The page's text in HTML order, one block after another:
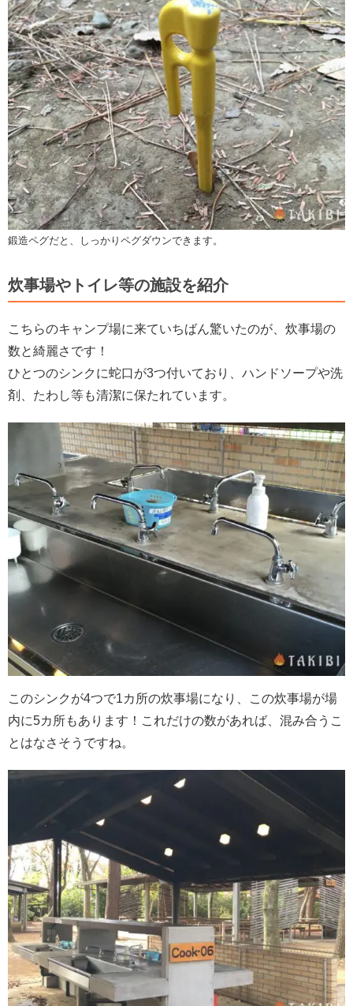
鍛造ペグだと、しっかりペグダウンできます。
炊事場やトイレ等の施設を紹介
こちらのキャンプ場に来ていちばん驚いたのが、炊事場の
数と綺麗さです！
ひとつのシンクに蛇口が3つ付いており、ハンドソープや洗
剤、たわし等も清潔に保たれています。
このシンクが4つで1カ所の炊事場になり、この炊事場が場
内に5カ所もあります！これだけの数があれば、混み合うこ
とはなさそうですね。